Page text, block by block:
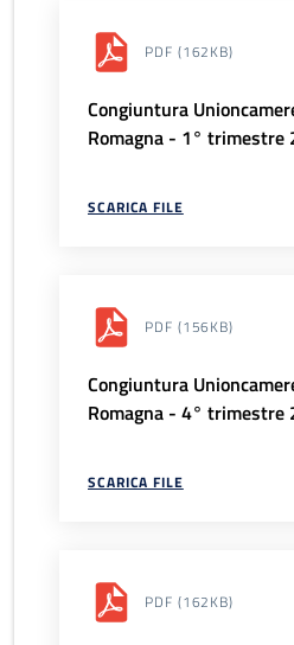
PDF (162KB)
Congiuntura
Romagna - 1° trimestre
SCARICA FILE
PDF (156KB)
Congiuntura
Romagna - 4° trimestre
SCARICA FILE
PDF (162KB)